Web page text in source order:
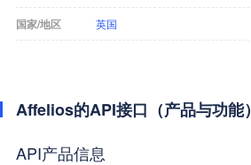
国家/地区 英国
Affelios的API接口（产品与功能）
API产品信息